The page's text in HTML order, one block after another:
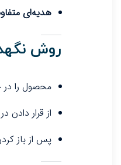
هدیه‌ای
روش
محصول را
از قرار
پس از باز